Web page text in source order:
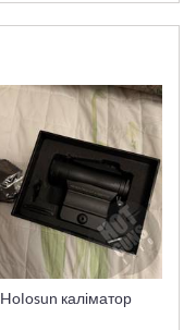
Holosun каліматор